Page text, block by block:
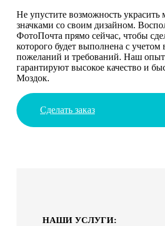
Не упустите возможность
значками со своим дизайном.
ФотоПочта прямо сейчас, чтобы
которого будет выполнена с учетом
пожеланий и требований. Наш
гарантируют высокое качество и
Моздок.
Сделать заказ
НАШИ УСЛУГИ: